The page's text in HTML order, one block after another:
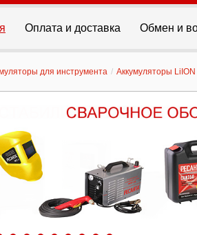
Оплата и доставка Обмен и
для инструмента / Аккумуляторы LiION